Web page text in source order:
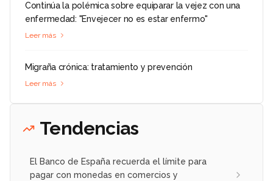
Continúa la polémica sobre equiparar la vejez con una
enfermedad: "Envejecer no es estar enfermo"
Leer más
Migraña crónica: tratamiento y prevención
Leer más
Tendencias
El Banco de España recuerda el límite para
pagar con monedas en comercios y